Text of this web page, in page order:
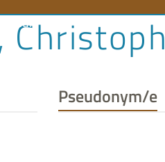
Thüringen
Christoph
Pseudonym/e